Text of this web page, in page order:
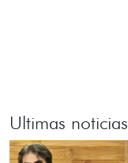
Ultimas noticias